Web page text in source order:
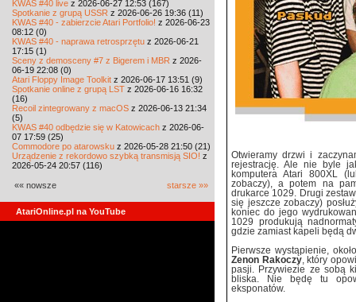
KWAS #40 live z 2026-06-27 12:53 (167)
Spotkanie z grupą USSR z 2026-06-26 19:36 (11)
KWAS #40 - zabierzcie Atari Portfolio! z 2026-06-23
08:12 (0)
KWAS #40 - naprawa retrosprzętu z 2026-06-21
17:15 (1)
Sceny z demosceny #7 z Bigerem i MBR z 2026-
06-19 22:08 (0)
Atari Floppy Image Toolkit z 2026-06-17 13:51 (9)
Spotkanie online z grupą LST z 2026-06-16 16:32
(16)
Recoil zintegrowany z macOS z 2026-06-13 21:34
(5)
KWAS #40 odbędzie się w Katowicach z 2026-06-
07 17:59 (25)
Commodore po atarowsku z 2026-05-28 21:50 (21)
Urządzenie z rekordowo szybką transmisją SIO! z
2026-05-24 20:57 (116)
«« nowsze starsze »»
AtariOnline.pl na YouTube
Otwieramy drzwi i
rejestrację. Ale nie byle
komputera Atari 800XL
zobaczy), a potem na
drukarce 1029. Drugi
się jeszcze zobaczy)
koniec do jego
1029 produkują
gdzie zamiast kapeli będą
Pierwsze wystąpienie,
Zenon Rakoczy, który
pasji. Przywiezie ze sobą
bliska. Nie będę tu
eksponatów.